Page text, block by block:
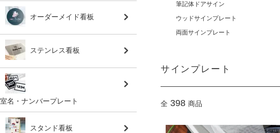
筆記体ドアサイン
ウッドサインプレート
両面サインプレート
サインプレート
全 398 商品
オーダーメイド看板
ステンレス看板
室名・ナンバープレート
スタンド看板